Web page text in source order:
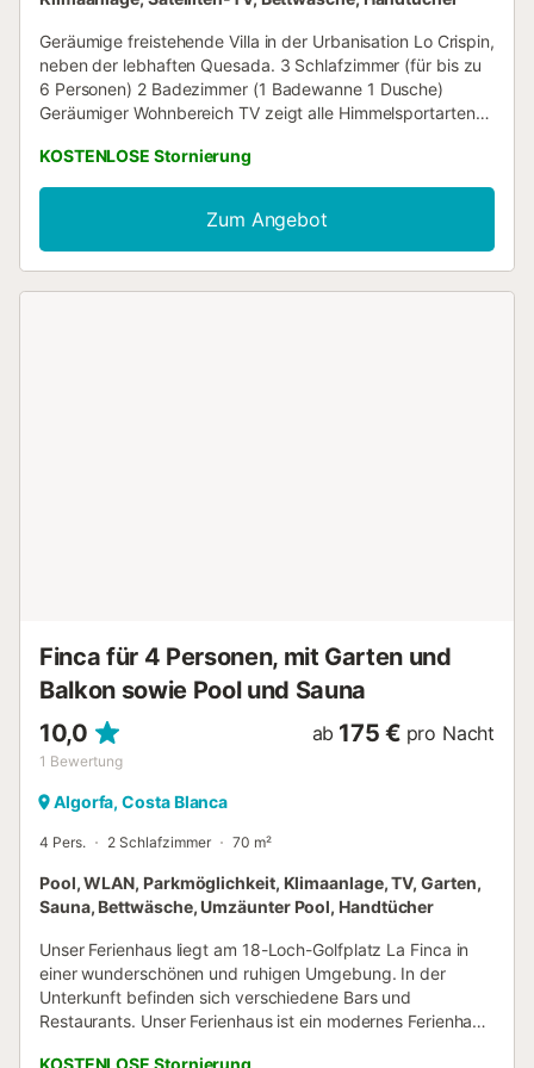
Geräumige freistehende Villa in der Urbanisation Lo Crispin,
neben der lebhaften Quesada. 3 Schlafzimmer (für bis zu
6 Personen) 2 Badezimmer (1 Badewanne 1 Dusche)
Geräumiger Wohnbereich TV zeigt alle Himmelsportarten
Klimaanlage im gesamten Von zentraler Bedeutung für die
Flughäfen Alicante und Murcia. Kurze Fahrt nach La Zenia,
Villamartin Bereiche beschäftigt. Guardamar Strand in der
KOSTENLOSE Stornierung
Zum Angebot
Finca für 4 Personen, mit Garten und
Balkon sowie Pool und Sauna
10,0
1 Bewertung
ab 175 € pro Nacht
Algorfa, Costa Blanca
4 Pers. 2 Schlafzimmer 70 m²
Pool, WLAN, Parkmöglichkeit, Klimaanlage, TV, Garten,
Sauna, Bettwäsche, Umzäunter Pool, Handtücher
Unser Ferienhaus liegt am 18-Loch-Golfplatz La Finca in
einer wunderschönen und ruhigen Umgebung. In der
Unterkunft befinden sich verschiedene Bars und
Restaurants. Unser Ferienhaus ist ein modernes Ferienhaus
KOSTENLOSE Stornierung